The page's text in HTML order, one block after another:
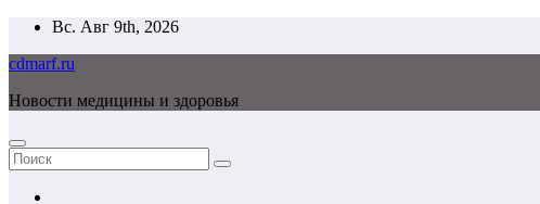
Перейти
содержимому
Вс. Авг 9th, 2026
cdmarf.ru
Новости медицины и здоровья